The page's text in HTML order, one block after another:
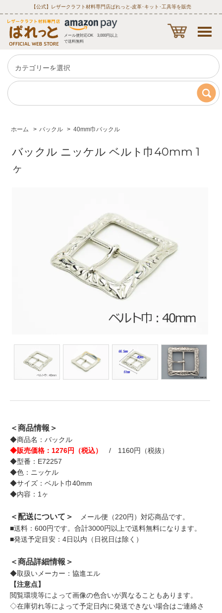
【公式】レザークラフト材料専門店ぱれっと‐皮革･キット･工具等を販売
メール便対応OK 3,000円以上
で送料無料
ホーム > バックル > 40mm巾バックル
バックル ニッケル ベルト巾40mm 1
ヶ
＜商品情報＞
◆商品名：バックル
◆販売価格：1276円（税込）
/ 1160円（税抜）
◆型番：E72257
◆色：ニッケル
◆サイズ：ベルト巾40mm
◆内容：1ヶ
＜配送について＞
メール便（220円）対応商品です。
■送料：600円です。合計3000円以上で送料無料になります。
■発送予定目安：4日以内（日祝日は除く）
＜商品詳細情報＞
◆取扱いメーカー：協進エル
【注意点】
閲覧環境等によって画像の色合いが異なることもあります。
◇在庫切れ等によって予定日内に発送できない場合はご連絡さ